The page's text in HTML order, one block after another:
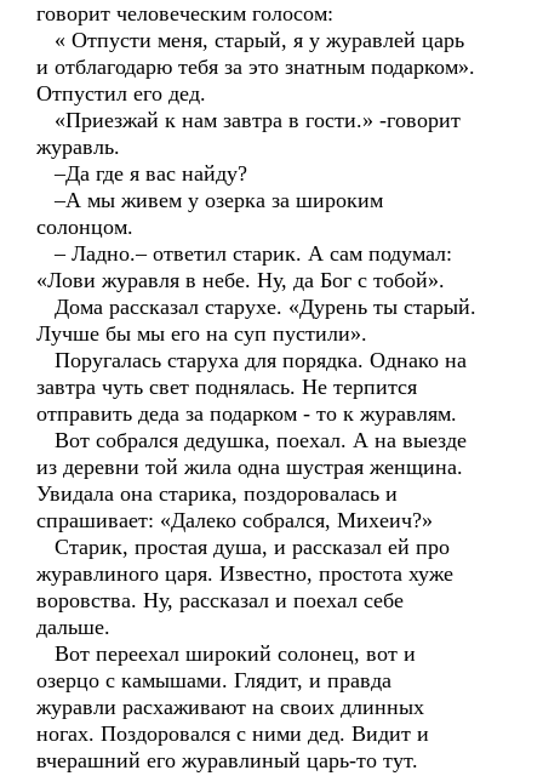
говорит человеческим голосом:
« Отпусти меня, старый, я у журавлей царь
и отблагодарю тебя за это знатным подарком».
Отпустил его дед.
«Приезжай к нам завтра в гости.» -говорит
журавль.
–Да где я вас найду?
–А мы живем у озерка за широким
солонцом.
– Ладно.– ответил старик. А сам подумал:
«Лови журавля в небе. Ну, да Бог с тобой».
Дома рассказал старухе. «Дурень ты старый.
Лучше бы мы его на суп пустили».
Поругалась старуха для порядка. Однако на
завтра чуть свет поднялась. Не терпится
отправить деда за подарком - то к журавлям.
Вот собрался дедушка, поехал. А на выезде
из деревни той жила одна шустрая женщина.
Увидала она старика, поздоровалась и
спрашивает: «Далеко собрался, Михеич?»
Старик, простая душа, и рассказал ей про
журавлиного царя. Известно, простота хуже
воровства. Ну, рассказал и поехал себе
дальше.
Вот переехал широкий солонец, вот и
озерцо с камышами. Глядит, и правда
журавли расхаживают на своих длинных
ногах. Поздоровался с ними дед. Видит и
вчерашний его журавлиный царь-то тут.